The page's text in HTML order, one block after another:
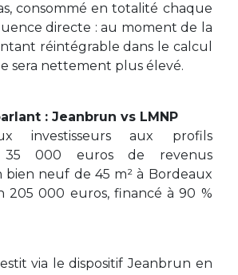
consommé en totalité chaque
directe : au moment de la
réintégrable dans le calcul
sera nettement plus élevé.
: Jeanbrun vs LMNP
investisseurs aux profils
35 000 euros de revenus
bien neuf de 45 m² à Bordeaux
205 000 euros, financé à 90 %
via le dispositif Jeanbrun en